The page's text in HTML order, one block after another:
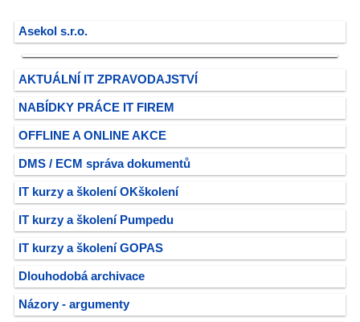
Asekol s.r.o.
AKTUÁLNÍ IT ZPRAVODAJSTVÍ
NABÍDKY PRÁCE IT FIREM
OFFLINE A ONLINE AKCE
DMS / ECM správa dokumentů
IT kurzy a školení OKškolení
IT kurzy a školení Pumpedu
IT kurzy a školení GOPAS
Dlouhodobá archivace
Názory - argumenty